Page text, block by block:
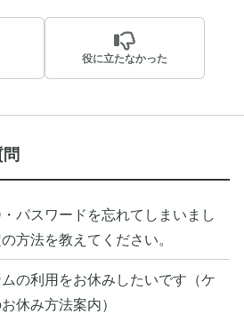
役に立たなかった
パスワードを忘れてしまいまし
方法を教えてください。
の利用をお休みしたいです（ケ
休み方法案内）